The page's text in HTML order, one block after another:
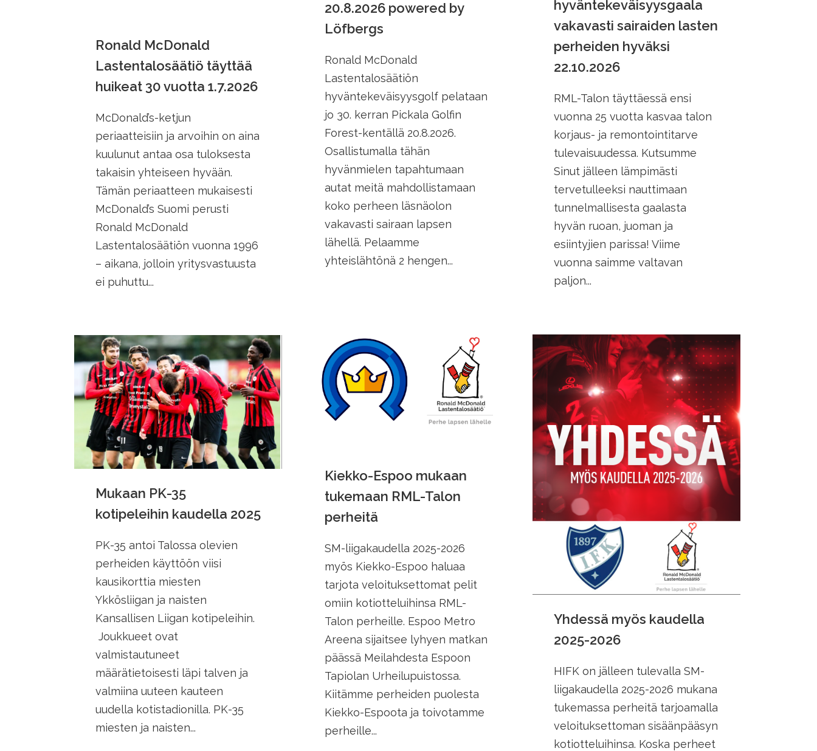
Ronald McDonald
Lastentalosäätiö täyttää
huikeat 30 vuotta 1.7.2026
McDonald’s-ketjun
periaatteisiin ja arvoihin on aina
kuulunut antaa osa tuloksesta
takaisin yhteiseen hyvään.
Tämän periaatteen mukaisesti
McDonald’s Suomi perusti
Ronald McDonald
Lastentalosäätiön vuonna 1996
– aikana, jolloin yritysvastuusta
ei puhuttu...
20.8.2026 powered by
Löfbergs
Ronald McDonald
Lastentalosäätiön
hyväntekeväisyysgolf pelataan
jo 30. kerran Pickala Golfin
Forest-kentällä 20.8.2026.
Osallistumalla tähän
hyvänmielen tapahtumaan
autat meitä mahdollistamaan
koko perheen läsnäolon
vakavasti sairaan lapsen
lähellä. Pelaamme
yhteislähtönä 2 hengen...
hyväntekeväisyysgaala
vakavasti sairaiden lasten
perheiden hyväksi
22.10.2026
RML-Talon täyttäessä ensi
vuonna 25 vuotta kasvaa talon
korjaus- ja remontointitarve
tulevaisuudessa. Kutsumme
Sinut jälleen lämpimästi
tervetulleeksi nauttimaan
tunnelmallisesta gaalasta
hyvän ruoan, juoman ja
esiintyjien parissa! Viime
vuonna saimme valtavan
paljon...
Kiekko-Espoo mukaan
tukemaan RML-Talon
perheitä
SM-liigakaudella 2025-2026
myös Kiekko-Espoo haluaa
tarjota veloituksettomat pelit
omiin kotiotteluihinsa RML-
Talon perheille. Espoo Metro
Areena sijaitsee lyhyen matkan
päässä Meilahdesta Espoon
Tapiolan Urheilupuistossa.
Kiitämme perheiden puolesta
Kiekko-Espoota ja toivotamme
perheille...
Yhdessä myös kaudella
2025-2026
HIFK on jälleen tulevalla SM-
liigakaudella 2025-2026 mukana
tukemassa perheitä tarjoamalla
veloituksettoman sisäänpääsyn
kotiotteluihinsa. Koska perheet
Mukaan PK-35
kotipeleihin kaudella 2025
PK-35 antoi Talossa olevien
perheiden käyttöön viisi
kausikorttia miesten
Ykkösliigan ja naisten
Kansallisen Liigan kotipeleihin.
Joukkueet ovat
valmistautuneet
määrätietoisesti läpi talven ja
valmiina uuteen kauteen
uudella kotistadionilla. PK-35
miesten ja naisten...